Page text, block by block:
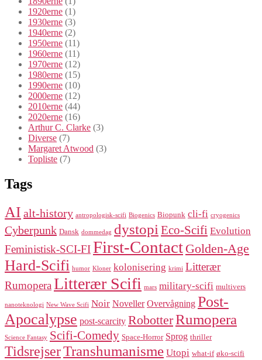
1920erne (1)
1930erne (3)
1940erne (2)
1950erne (11)
1960erne (11)
1970erne (12)
1980erne (15)
1990erne (10)
2000erne (12)
2010erne (44)
2020erne (16)
Arthur C. Clarke (3)
Diverse (7)
Margaret Atwood (3)
Topliste (7)
Tags
AI alt-history antropologisk-scifi Biogenics Biopunk cli-fi cryogenics
Cyberpunk Dansk dommedag dystopi Eco-Scifi Evolution
Feministisk-SCI-FIFirst-Contact Golden-Age
Hard-Scifi humor Kloner kolonisering krimi Litterær
Rumopera Litterær Scifi mars military-scifi multivers
nanoteknologi New Wave Scifi Noir Noveller Overvågning Post-
Apocalypse post-scarcity RobotterRumopera
Science Fantasy Scifi-Comedy Space-Horror Sprog thriller
TidsrejserTranshumanisme Utopi what-if øko-scifi